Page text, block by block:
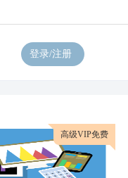
登录/注册
高级VIP免费